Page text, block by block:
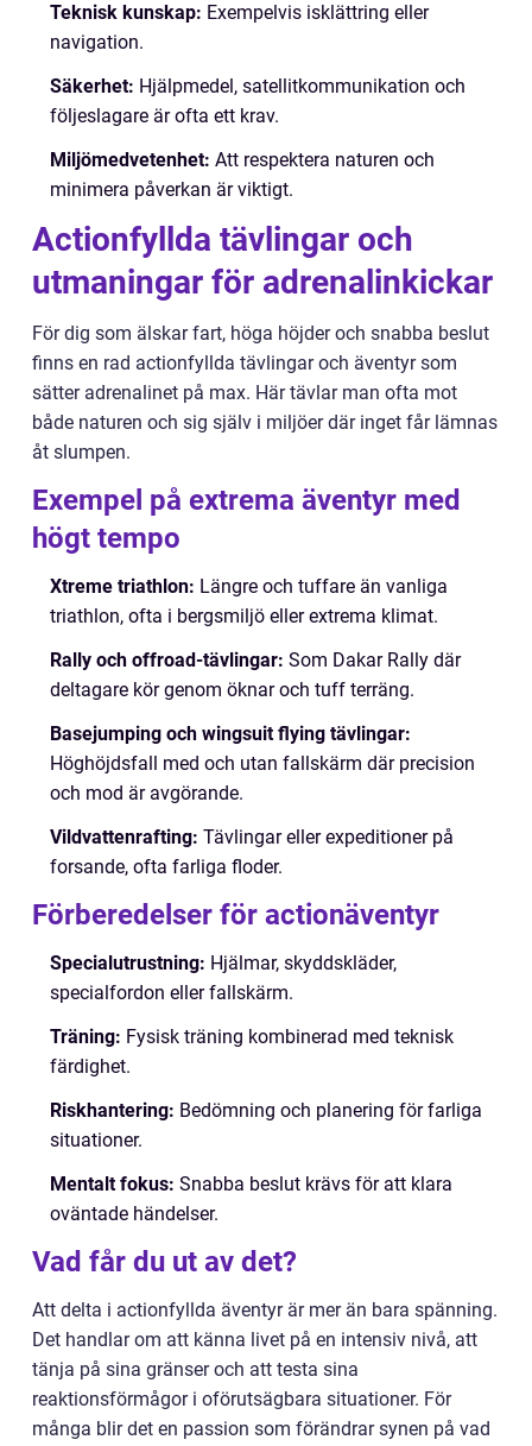
Teknisk kunskap: Exempelvis isklättring eller
navigation.
Säkerhet: Hjälpmedel, satellitkommunikation och
följeslagare är ofta ett krav.
Miljömedvetenhet: Att respektera naturen och
minimera påverkan är viktigt.
Actionfyllda tävlingar och
utmaningar för adrenalinkickar
För dig som älskar fart, höga höjder och snabba beslut
finns en rad actionfyllda tävlingar och äventyr som
sätter adrenalinet på max. Här tävlar man ofta mot
både naturen och sig själv i miljöer där inget får lämnas
åt slumpen.
Exempel på extrema äventyr med
högt tempo
Xtreme triathlon: Längre och tuffare än vanliga
triathlon, ofta i bergsmiljö eller extrema klimat.
Rally och offroad-tävlingar: Som Dakar Rally där
deltagare kör genom öknar och tuff terräng.
Basejumping och wingsuit flying tävlingar:
Höghöjdsfall med och utan fallskärm där precision
och mod är avgörande.
Vildvattenrafting: Tävlingar eller expeditioner på
forsande, ofta farliga floder.
Förberedelser för actionäventyr
Specialutrustning: Hjälmar, skyddskläder,
specialfordon eller fallskärm.
Träning: Fysisk träning kombinerad med teknisk
färdighet.
Riskhantering: Bedömning och planering för farliga
situationer.
Mentalt fokus: Snabba beslut krävs för att klara
oväntade händelser.
Vad får du ut av det?
Att delta i actionfyllda äventyr är mer än bara spänning.
Det handlar om att känna livet på en intensiv nivå, att
tänja på sina gränser och att testa sina
reaktionsförmågor i oförutsägbara situationer. För
många blir det en passion som förändrar synen på vad